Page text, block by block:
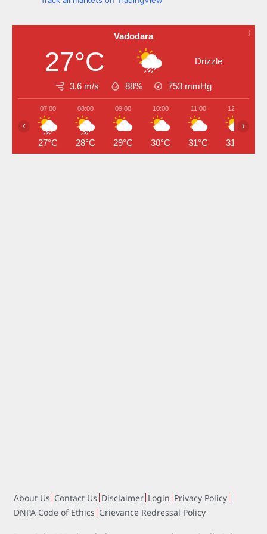
Vadodara
27°C Drizzle
3.6 m/s 88% 753 mmHg
07:00
27°C
08:00
28°C
09:00
29°C
10:00
30°C
11:00
31°C
12:00
31°C
‹ ›
About Us Contact Us Disclaimer Login Privacy Policy
DNPA Code of Ethics Grievance Redressal Policy